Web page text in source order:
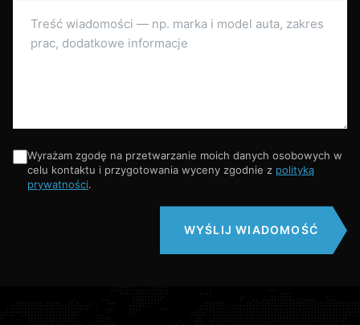
Wyrażam zgodę na przetwarzanie moich danych osobowych w
celu kontaktu i przygotowania wyceny zgodnie z polityką
prywatności.
WYŚLIJ WIADOMOŚĆ